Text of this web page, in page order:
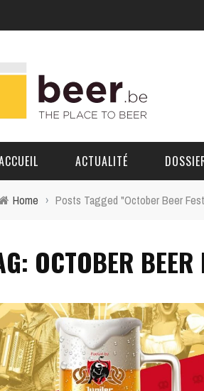
ACTUALITÉ
Home › Posts Tagged "October Beer
OCTOBER BEER